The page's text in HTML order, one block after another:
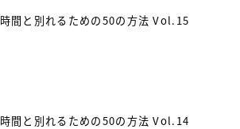
時間と別れるための50の方法 Vol.15
時間と別れるための50の方法 Vol.14